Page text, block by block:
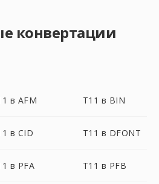
конвертации
в AFM T11 в BIN
в CID T11 в DFONT
в PFA T11 в PFB